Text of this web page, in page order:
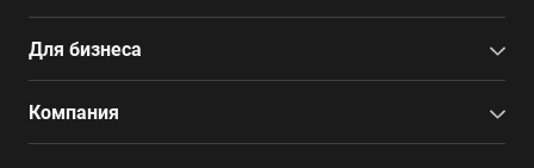
Для бизнеса
Компания